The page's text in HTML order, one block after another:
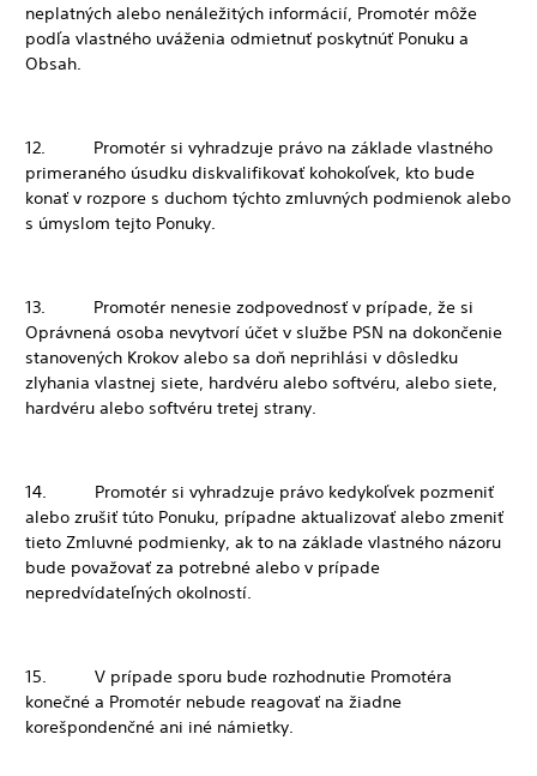
neplatných alebo nenáležitých informácií, Promotér môže
podľa vlastného uváženia odmietnuť poskytnúť Ponuku a
Obsah.
12. Promotér si vyhradzuje právo na základe vlastného
primeraného úsudku diskvalifikovať kohokoľvek, kto bude
konať v rozpore s duchom týchto zmluvných podmienok alebo
s úmyslom tejto Ponuky.
13. Promotér nenesie zodpovednosť v prípade, že si
Oprávnená osoba nevytvorí účet v službe PSN na dokončenie
stanovených Krokov alebo sa doň neprihlási v dôsledku
zlyhania vlastnej siete, hardvéru alebo softvéru, alebo siete,
hardvéru alebo softvéru tretej strany.
14. Promotér si vyhradzuje právo kedykoľvek pozmeniť
alebo zrušiť túto Ponuku, prípadne aktualizovať alebo zmeniť
tieto Zmluvné podmienky, ak to na základe vlastného názoru
bude považovať za potrebné alebo v prípade
nepredvídateľných okolností.
15. V prípade sporu bude rozhodnutie Promotéra
konečné a Promotér nebude reagovať na žiadne
korešpondenčné ani iné námietky.